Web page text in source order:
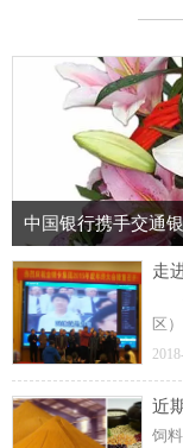
中国银行携手交通
走
金
区
滨
西
然
火
近
饲料